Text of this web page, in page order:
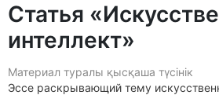
Статья
интеллект»
Материал туралы қысқаша түсінік
Эссе раскрывающий тему